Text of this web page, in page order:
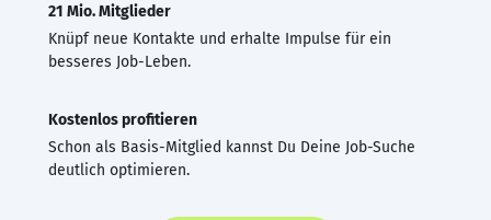
21 Mio. Mitglieder
Knüpf neue Kontakte und erhalte Impulse für ein
besseres Job-Leben.
Kostenlos profitieren
Schon als Basis-Mitglied kannst Du Deine Job-Suche
deutlich optimieren.